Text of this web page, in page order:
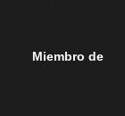
Miembro de